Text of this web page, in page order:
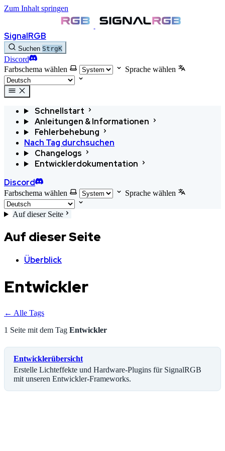
Zum Inhalt springen
SignalRGB
Suchen StrgK
Discord
Farbschema wählen
Sprache wählen
Schnellstart
Anleitungen & Informationen
Fehlerbehebung
Nach Tag durchsuchen
Changelogs
Entwicklerdokumentation
Discord
Farbschema wählen Sprache wählen
Auf dieser Seite
Auf dieser Seite
Überblick
Entwickler
← Alle Tags
1 Seite mit dem Tag Entwickler
Entwicklerübersicht
Erstelle Lichteffekte und Hardware-Plugins für SignalRGB
mit unseren Entwickler-Frameworks.